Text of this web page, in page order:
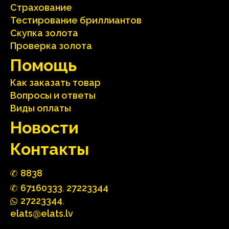
Страхование
Тестирование бриллиантов
Скупка золота
Проверка золота
Помощь
Как заказать товар
Вопросы и ответы
Виды оплаты
Hовости
Контакты
8838
67160333, 27223344
27223344,
elats@elats.lv